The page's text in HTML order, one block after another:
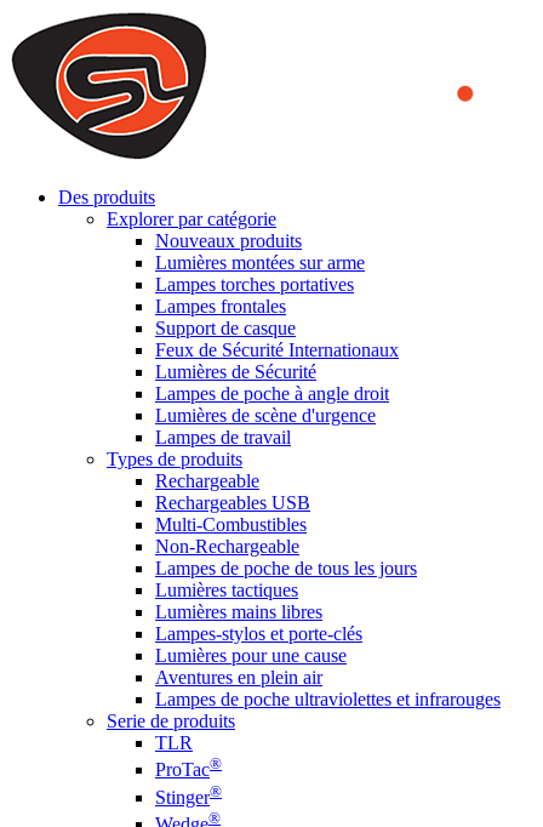
We use cookies to ensure that we provide you the best experience
on our website. By continuing to browse this website, you accept
that cookies are used to help us analyze how the website is used and
to offer you a better experience. To learn more or to find out how
you can disable cookies, you can access our
Des produits
Explorer par catégorie
Nouveaux produits
Lumières montées sur arme
Lampes torches portatives
Lampes frontales
Support de casque
Feux de Sécurité Internationaux
Lumières de Sécurité
Lampes de poche à angle droit
Lumières de scène d'urgence
Lampes de travail
Types de produits
Rechargeable
Rechargeables USB
Multi-Combustibles
Non-Rechargeable
Lampes de poche de tous les jours
Lumières tactiques
Lumières mains libres
Lampes-stylos et porte-clés
Lumières pour une cause
Aventures en plein air
Lampes de poche ultraviolettes et infrarouges
Serie de produits
TLR
ProTac®
Stinger®
®